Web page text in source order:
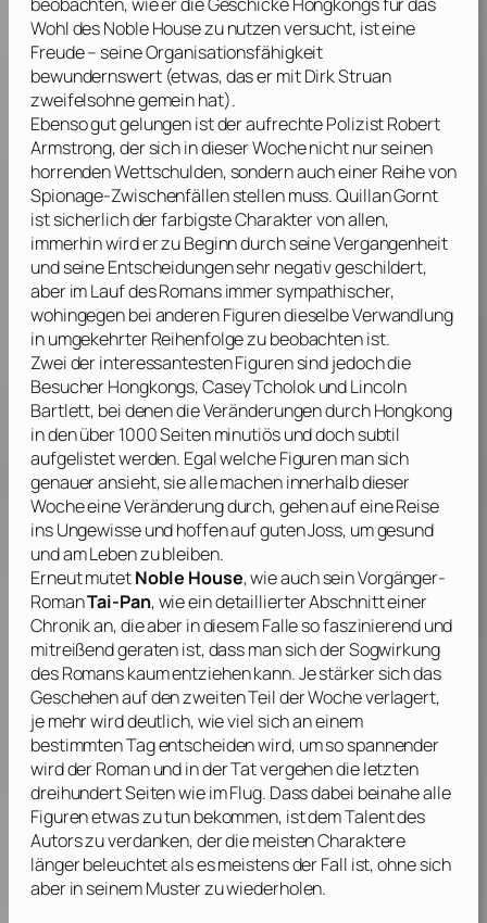
Wohl des Noble House zu nutzen versucht, ist eine
Freude – seine Organisationsfähigkeit
bewundernswert (etwas, das er mit Dirk Struan
zweifelsohne gemein hat).
Ebenso gut gelungen ist der aufrechte Polizist Robert
Armstrong, der sich in dieser Woche nicht nur seinen
horrenden Wettschulden, sondern auch einer Reihe von
Spionage-Zwischenfällen stellen muss. Quillan Gornt
ist sicherlich der farbigste Charakter von allen,
immerhin wird er zu Beginn durch seine Vergangenheit
und seine Entscheidungen sehr negativ geschildert,
aber im Lauf des Romans immer sympathischer,
wohingegen bei anderen Figuren dieselbe Verwandlung
in umgekehrter Reihenfolge zu beobachten ist.
Zwei der interessantesten Figuren sind jedoch die
Besucher Hongkongs, Casey Tcholok und Lincoln
Bartlett, bei denen die Veränderungen durch Hongkong
in den über 1000 Seiten minutiös und doch subtil
aufgelistet werden. Egal welche Figuren man sich
genauer ansieht, sie alle machen innerhalb dieser
Woche eine Veränderung durch, gehen auf eine Reise
ins Ungewisse und hoffen auf guten Joss, um gesund
und am Leben zu bleiben.
Erneut mutetNoble House, wie auch sein Vorgänger-
RomanTai-Pan, wie ein detaillierter Abschnitt einer
Chronik an, die aber in diesem Falle so faszinierend und
mitreißend geraten ist, dass man sich der Sogwirkung
des Romans kaum entziehen kann. Je stärker sich das
Geschehen auf den zweiten Teil der Woche verlagert,
je mehr wird deutlich, wie viel sich an einem
bestimmten Tag entscheiden wird, um so spannender
wird der Roman und in der Tat vergehen die letzten
dreihundert Seiten wie im Flug. Dass dabei beinahe alle
Figuren etwas zu tun bekommen, ist dem Talent des
Autors zu verdanken, der die meisten Charaktere
länger beleuchtet als es meistens der Fall ist, ohne sich
aber in seinem Muster zu wiederholen.